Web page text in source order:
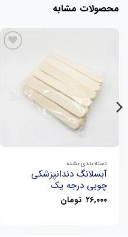
محصولات مشابه
دسته-بندی-نشده
آبسلانگ دندانپزشکی
چوبی درجه یک
۲۶,۰۰۰ تومان